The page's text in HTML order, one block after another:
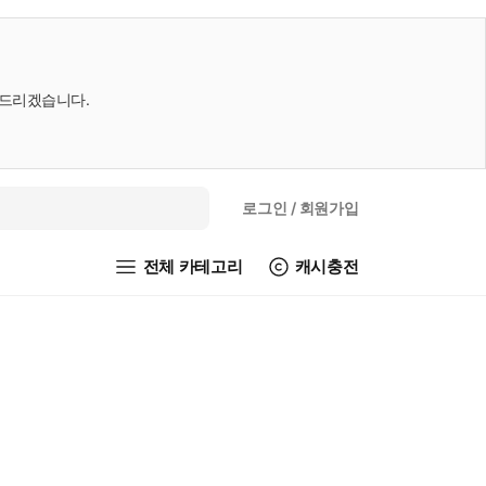
리겠습니다.
로그인 / 회원가입
전체 카테고리 캐시충전